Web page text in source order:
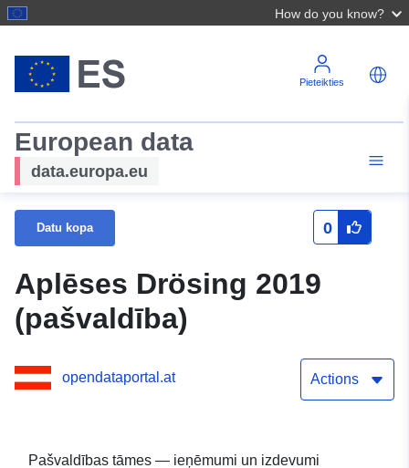
How do you know?
Pieteikties
European data
data.europa.eu
Datu kopa 0
Aplēses Drösing 2019
(pašvaldība)
opendataportal.at Actions
Pašvaldības tāmes — ieņēmumi un izdevumi